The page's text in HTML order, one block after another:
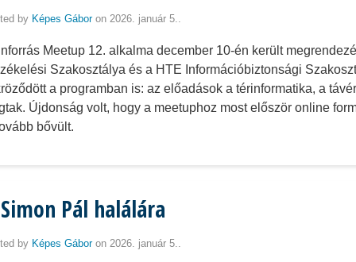
by Képes Gáboron 2026. január 5..
Meetup 12. alkalma december 10-én került
Szakosztálya és a HTE Információbiztonsági
a programban is: az előadások a térinformatika, a
Újdonság volt, hogy a meetuphoz most először online
bővült.
Pál halálára
by Képes Gáboron 2026. január 5..